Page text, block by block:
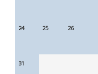
24 25 26
31